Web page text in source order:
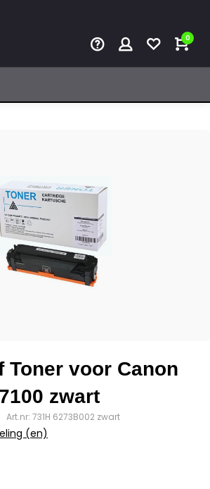
0
Toner voor Canon
zwart
Art.nr: 731H 6273B002 zwart
(en)